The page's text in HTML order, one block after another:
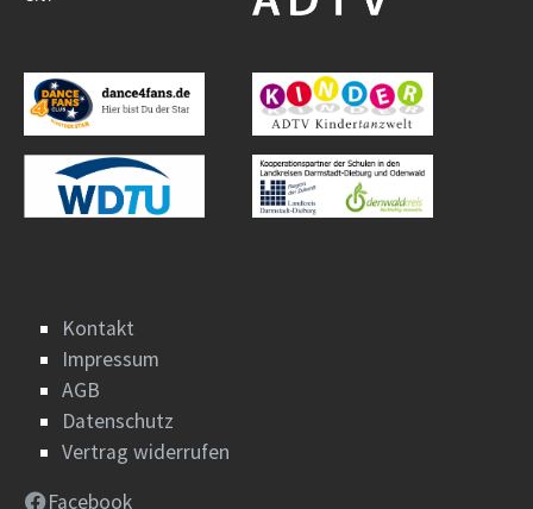
Kontakt
Impressum
AGB
Datenschutz
Vertrag widerrufen
Facebook